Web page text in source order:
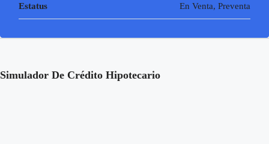
Estatus En Venta, Preventa
Simulador De Crédito Hipotecario